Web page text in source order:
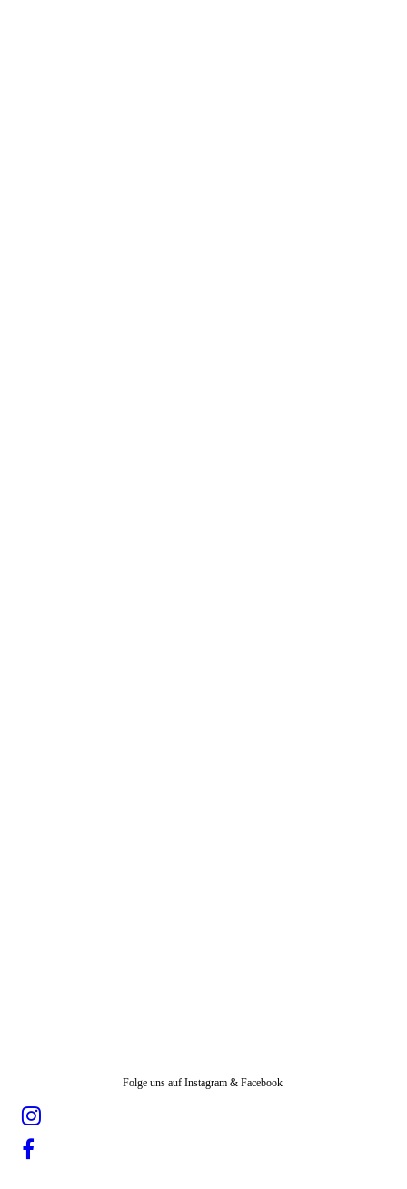
Folge uns auf Instagram & Facebook